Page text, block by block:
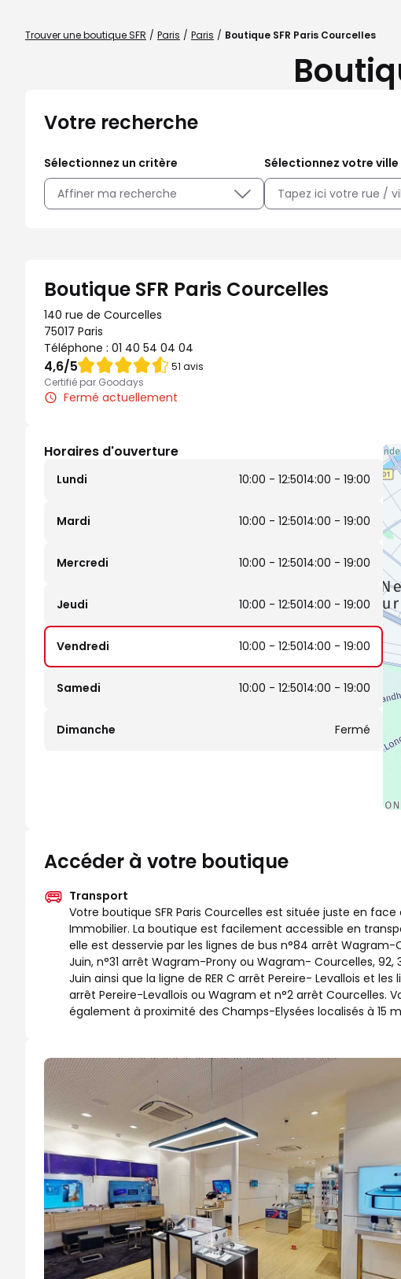
Trouver une boutique SFR Paris Paris Boutique SFR Paris Courcelles
Votre recherche
Sélectionnez un critère
Affiner ma recherche
Sélectionnez votre
Boutique SFR Paris Courcelles
140 rue de Courcelles
75017 Paris
Téléphone : 01 40 54 04 04
4,6/5Note de 4.6 sur 5
51 avis
Certifié par Goodays
Fermé actuellement
Horaires d'ouverture
Lundi 10:00 - 12:5014:00 - 19:00
Mardi 10:00 - 12:5014:00 - 19:00
Mercredi 10:00 - 12:5014:00 - 19:00
Jeudi 10:00 - 12:5014:00 - 19:00
Vendredi 10:00 - 12:5014:00 - 19:00
Samedi 10:00 - 12:5014:00 - 19:00
Dimanche Fermé
Accéder à votre boutique
Transport
Votre boutique SFR Paris Courcelles est située juste en face
Immobilier. La boutique est facilement accessible en
elle est desservie par les lignes de bus n°84 arrêt Wagram-
Juin, n°31 arrêt Wagram-Prony ou Wagram- Courcelles, 92,
Juin ainsi que la ligne de RER C arrêt Pereire- Levallois et les
arrêt Pereire-Levallois ou Wagram et n°2 arrêt Courcelles.
également à proximité des Champs-Elysées localisés à 15